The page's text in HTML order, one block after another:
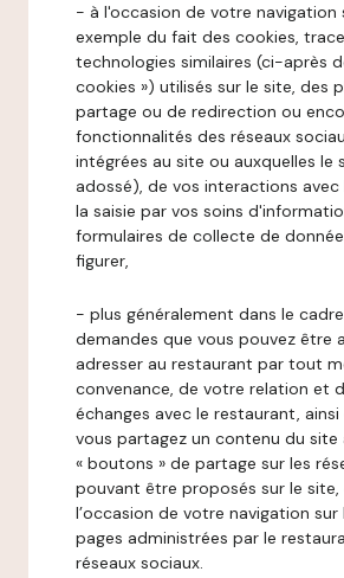
- à l'occasion de votre navigation
exemple du fait des cookies,
technologies similaires (ci-après
cookies ») utilisés sur le site, des
partage ou de redirection ou
fonctionnalités des réseaux
intégrées au site ou auxquelles le
adossé), de vos interactions
la saisie par vos soins
formulaires de collecte de
figurer,
- plus généralement dans le
demandes que vous pouvez être
adresser au restaurant par tout
convenance, de votre relation et
échanges avec le restaurant,
vous partagez un contenu du site
« boutons » de partage sur les
pouvant être proposés sur le site,
l’occasion de votre navigation sur
pages administrées par le
réseaux sociaux.